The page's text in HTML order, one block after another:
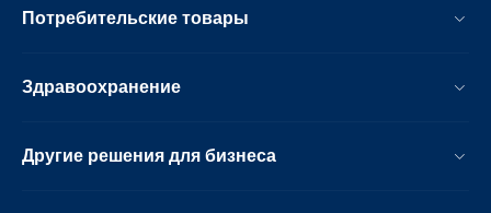
Потребительские товары
Здравоохранение
Другие решения для бизнеса